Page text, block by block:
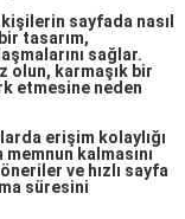
sayfada nasıl
tasarım,
sağlar.
olun, karmaşık bir
etmesine neden
erişim kolaylığı
kalmasını
ve hızlı sayfa
süresini